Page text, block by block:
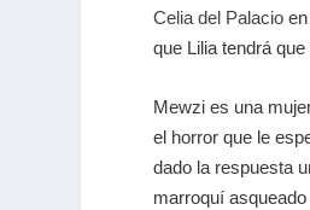
Celia del Palacio
que Lilia tendrá
Mewzi es una
el horror que le
dado la respuesta
marroquí